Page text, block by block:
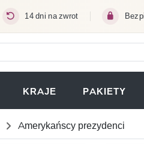
14 dni na zwrot
W NOWEJ KARCIE)
KRAJE PAKIETY
Amerykańscy prezydenci